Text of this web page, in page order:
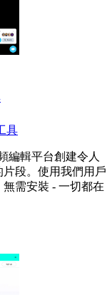
具
編輯平台創建令人
段。使用我們用戶
需安裝 - 一切都在